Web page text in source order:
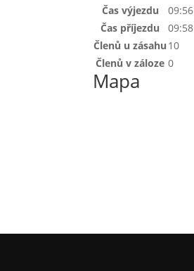
Čas výjezdu
09:56
Čas příjezdu
09:58
Členů u zásahu 10
Členů v záloze 0
Mapa